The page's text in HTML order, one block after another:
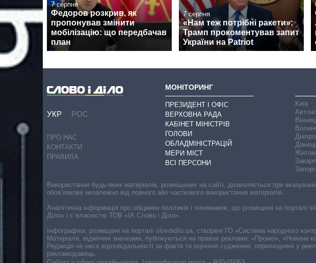
7 серпня
Федоров розкрив, як
пропонував змінити
мобілізацію: що передбачав
план
7 серпня
«Нам теж потрібні ракети»:
Трамп прокоментував запит
України на Patriot
УКР РОС
ПРО НАС
КОНТАКТИ
ПРАВИЛА
МОНІТОРИНГ
ПРЕЗИДЕНТ І ОФІС
ВЕРХОВНА РАДА
КАБІНЕТ МІНІСТРІВ
ГОЛОВИ
ОБЛАДМІНІСТРАЦІЙ
МЕРИ МІСТ
ВСІ ПЕРСОНИ
Київ
Використання будь-яких матеріалів, розміщених на сайті, дозволяється при
обов’язкове незалежно від повного або часткового використання матеріалів.
Аналітична інформація про обіцянки політиків і чиновників, що розміщені на
Діло» і є власністю ТОВ «ІА Слово і Діло».
Інфографіки, розміщені на порталі slovoidilo.ua, створені ГО «Система народного
Матеріали, відмічені значками, публікуються на правах реклами: «Промо», «Новини
Редакція не несе відповідальності за факти та оціночні судження, оприлюднені у
рекламодавець.